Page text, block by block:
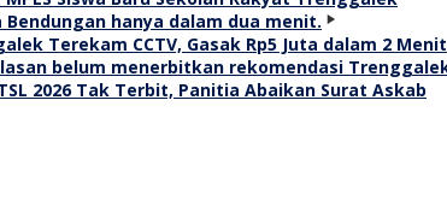
Terekam CCTV, Gasak Rp5 Juta dalam 2 Menit
2026 Tak Terbit, Panitia Abaikan Surat Askab